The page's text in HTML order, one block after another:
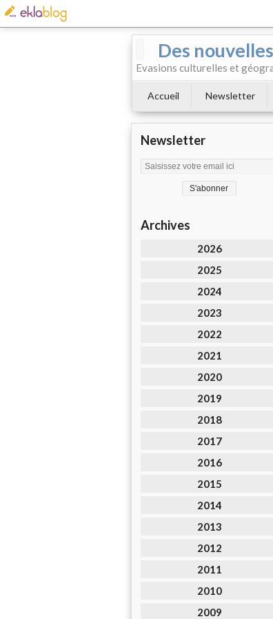
Des
Evasions culturelles et
Accueil Newsletter
Newsletter
Archives
2026
2025
2024
2023
2022
2021
2020
2019
2018
2017
2016
2015
2014
2013
2012
2011
2010
2009